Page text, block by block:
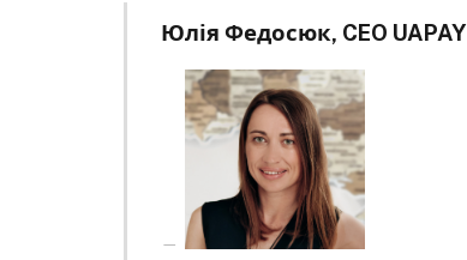
Юлія Федосюк, CEO UAPAY